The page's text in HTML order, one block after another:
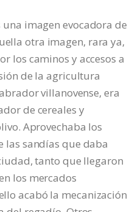
imagen evocadora de
otra imagen, rara ya,
los caminos y accesos a
de la agricultura
villanovense, era
de cereales y
Aprovechaba los
las sandías que daba
tanto que llegaron
los mercados
acabó la mecanización